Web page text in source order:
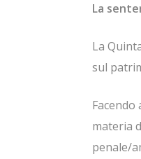
La
La
sul
materia
penale/